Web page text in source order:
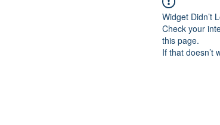
Widget Didn’t
Check your
this page.
If that doesn’t